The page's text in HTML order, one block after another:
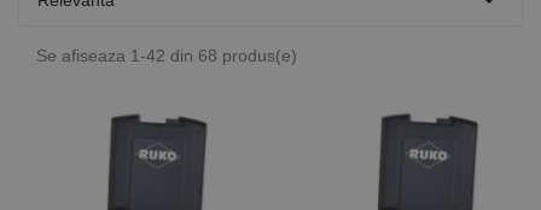
Se afiseaza 1-42 din 68 produs(e)